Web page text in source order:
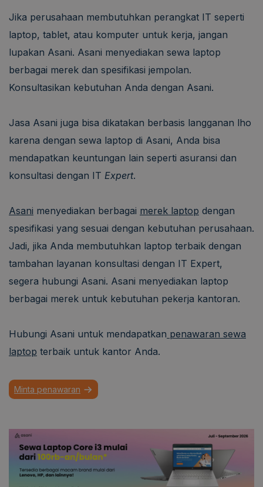
Jika perusahaan membutuhkan perangkat IT seperti
laptop, tablet, atau komputer untuk kerja, jangan
lupakan Asani. Asani menyediakan sewa laptop
berbagai merek dan spesifikasi jempolan.
Konsultasikan kebutuhan Anda dengan Asani.
Jasa Asani juga bisa dikatakan berbasis langganan lho
karena dengan sewa laptop di Asani, Anda bisa
mendapatkan keuntungan lain seperti asuransi dan
konsultasi dengan IT Expert.
Asani menyediakan berbagai merek laptop dengan
spesifikasi yang sesuai dengan kebutuhan perusahaan.
Jadi, jika Anda membutuhkan laptop terbaik dengan
tambahan layanan konsultasi dengan IT Expert,
segera hubungi Asani. Asani menyediakan laptop
berbagai merek untuk kebutuhan pekerja kantoran.
Hubungi Asani untuk mendapatkan penawaran sewa
laptop terbaik untuk kantor Anda.
Minta penawaran